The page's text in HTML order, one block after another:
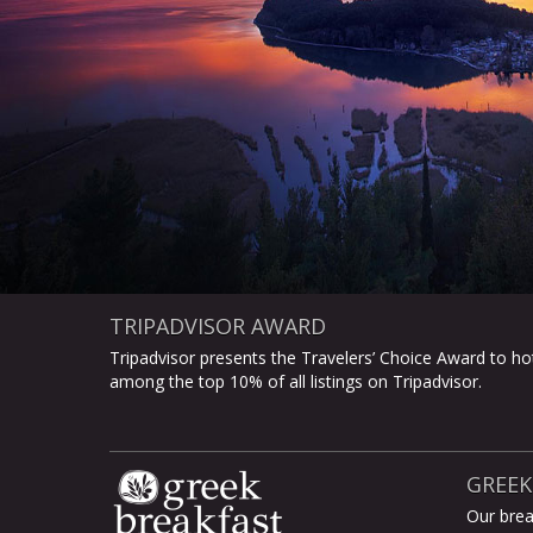
TRIPADVISOR AWARD
Tripadvisor presents the Travelers’ Choice Award to
among the top 10% of all listings on Tripadvisor.
Our